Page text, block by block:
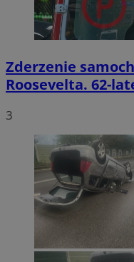
Zderzenie
Roosevelta. 62-
3